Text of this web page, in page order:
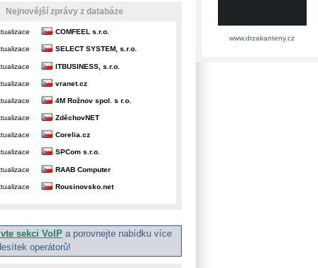
Nejnovější zprávy z databáze
COMFEEL s.r.o.
SELECT SYSTEM, s.r.o.
ITBUSINESS, s.r.o.
vranet.cz
4M Rožnov spol. s r.o.
ZděchovNET
Corelia.cz
SPCom s.r.o.
RAAB Computer
Rousinovsko.net
sekci VoIP a porovnejte nabídku více
operátorů!
www.drzakanteny.cz